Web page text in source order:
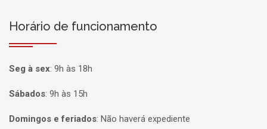
Horário de funcionamento
Seg à sex: 9h às 18h
Sábados: 9h às 15h
Domingos e feriados: Não haverá expediente